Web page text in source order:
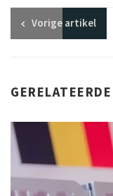
Vorigeartikel